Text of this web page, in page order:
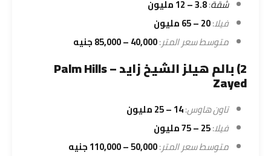
شقة:3.8 – 12 مليون
فيلا:20 – 65 مليون
متوسط سعر المتر:40,000 – 85,000 جنيه
2) بالم هيلز الشيخ زايد – Palm Hills
Zayed
تاون هاوس:14 – 25 مليون
فيلا:25 – 75 مليون
متوسط سعر المتر:50,000 – 110,000 جنيه